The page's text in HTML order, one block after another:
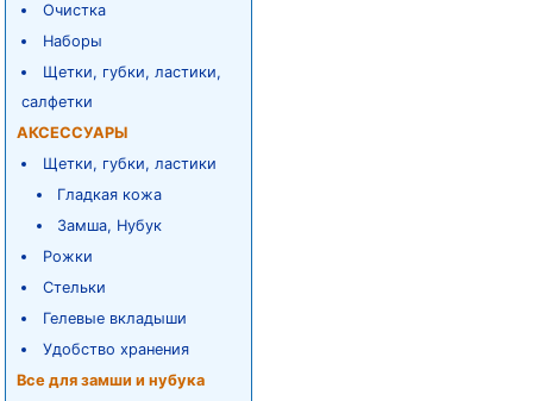
Очистка
Наборы
Щетки, губки, ластики,
салфетки
АКСЕССУАРЫ
Щетки, губки, ластики
Гладкая кожа
Замша, Нубук
Рожки
Стельки
Гелевые вкладыши
Удобство хранения
Все для замши и нубука